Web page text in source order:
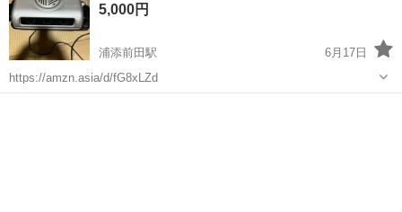
5,000円
浦添前田駅
6月17日
https://amzn.asia/d/fG8xLZd